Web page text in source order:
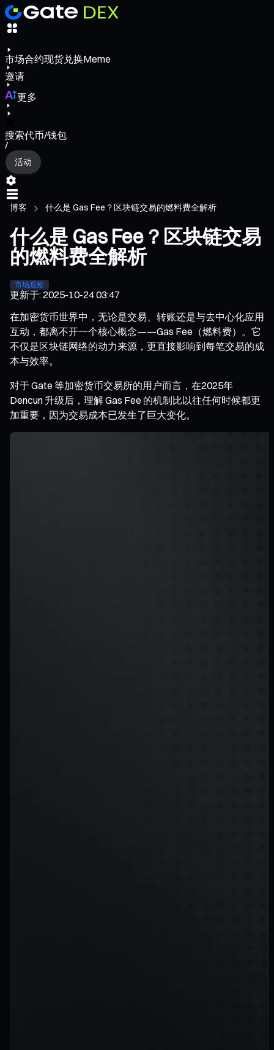
市场合约现货兑换Meme
邀请
更多
搜索代币/钱包
/
活动
博客 什么是 Gas Fee？区块链交易的燃料费全解析
什么是 Gas Fee？区块链交易
的燃料费全解析
市场观察
更新于:2025-10-24 03:47
在加密货币世界中，无论是交易、转账还是与去中心化应用
互动，都离不开一个核心概念——Gas Fee（燃料费）。它
不仅是区块链网络的动力来源，更直接影响到每笔交易的成
本与效率。
对于 Gate 等加密货币交易所的用户而言，在2025年
Dencun 升级后，理解 Gas Fee 的机制比以往任何时候都更
加重要，因为交易成本已发生了巨大变化。